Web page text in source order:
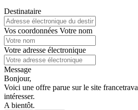
Destinataire
Vos coordonnées Votre nom
Votre adresse électronique
Message
Bonjour,
Voici une offre parue sur le site
intéresser.
A bientôt.